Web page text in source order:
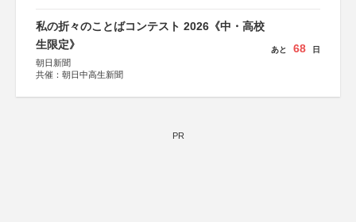
私の折々のことばコンテスト 2026《中・高校
生限定》
朝日新聞
共催：朝日中高生新聞
あと 68 日
PR